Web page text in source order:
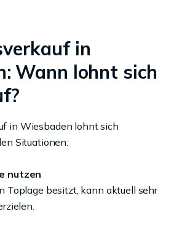
in
Wann lohnt sich
in Wiesbaden lohnt sich
Situationen:
nutzen
Toplage besitzt, kann aktuell sehr